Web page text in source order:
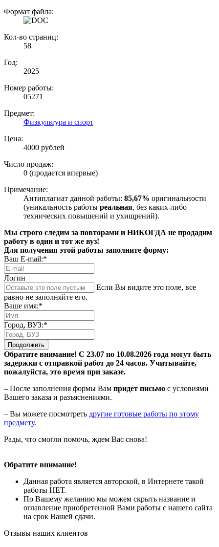
Формат файла:
Кол-во страниц:
58
Год:
2025
Номер работы:
05271
Предмет:
Физкультура и спорт
Цена:
4000 рублей
Число продаж:
0 (продается впервые)
Примечание:
Антиплагиат данной работы: 85,67% оригинальности
(уникальность работы реальная, без каких-либо
технических повышений и ухищрений).
Мы строго следим за повторами и НИКОГДА не продадим
работу в один и тот же вуз!
Для получения этой работы заполните форму:
Ваш E-mail:*
Логин
Если Вы видите это поле, все
равно не заполняйте его.
Ваше имя:*
Город, ВУЗ:*
Продолжить
Обратите внимание! С 23.07 по 10.08.2026 года могут быть
задержки с отправкой работ до 24 часов. Учитывайте,
пожалуйста, это время при заказе.
– После заполнения формы Вам придет письмо с условиями
Вашего заказа и разъяснениями.
– Вы можете посмотреть другие готовые работы по этому
предмету.
Рады, что смогли помочь, ждем Вас снова!
Обратите внимание!
Данная работа является авторской, в Интернете такой
работы НЕТ.
По Вашему желанию мы можем скрыть название и
оглавление приобретенной Вами работы с нашего сайта
на срок Вашей сдачи.
Отзывы наших клиентов